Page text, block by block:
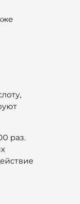
раз.